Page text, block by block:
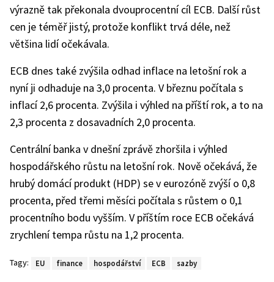
výrazně tak překonala dvouprocentní cíl ECB. Další růst
cen je téměř jistý, protože konflikt trvá déle, než
většina lidí očekávala.
ECB dnes také zvýšila odhad inflace na letošní rok a
nyní ji odhaduje na 3,0 procenta. V březnu počítala s
inflací 2,6 procenta. Zvýšila i výhled na příští rok, a to na
2,3 procenta z dosavadních 2,0 procenta.
Centrální banka v dnešní zprávě zhoršila i výhled
hospodářského růstu na letošní rok. Nově očekává, že
hrubý domácí produkt (HDP) se v eurozóně zvýší o 0,8
procenta, před třemi měsíci počítala s růstem o 0,1
procentního bodu vyšším. V příštím roce ECB očekává
zrychlení tempa růstu na 1,2 procenta.
Tagy: EU finance hospodářství ECB sazby